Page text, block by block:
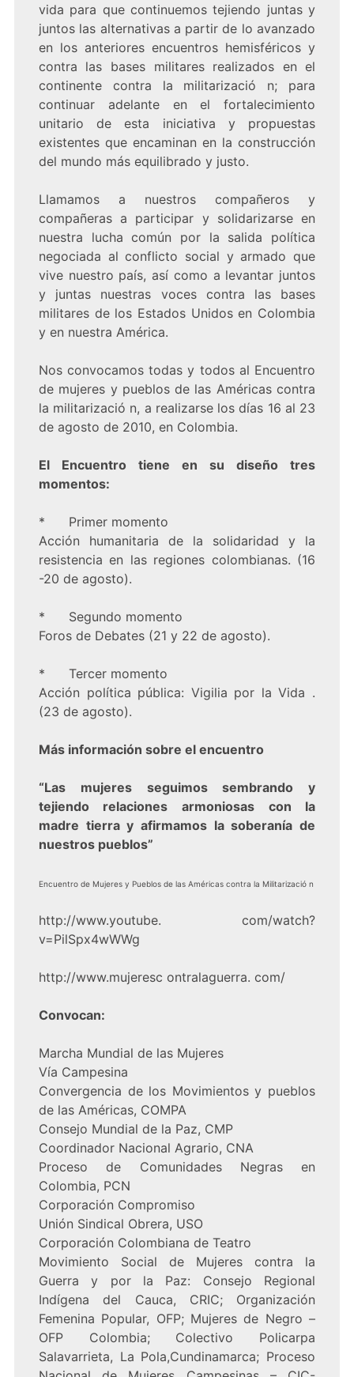
vida para que continuemos tejiendo juntas y
juntos las alternativas a partir de lo avanzado
en los anteriores encuentros hemisféricos y
contra las bases militares realizados en el
continente contra la militarizació n; para
continuar adelante en el fortalecimiento
unitario de esta iniciativa y propuestas
existentes que encaminan en la construcción
del mundo más equilibrado y justo.
Llamamos a nuestros compañeros y
compañeras a participar y solidarizarse en
nuestra lucha común por la salida política
negociada al conflicto social y armado que
vive nuestro país, así como a levantar juntos
y juntas nuestras voces contra las bases
militares de los Estados Unidos en Colombia
y en nuestra América.
Nos convocamos todas y todos al Encuentro
de mujeres y pueblos de las Américas contra
la militarizació n, a realizarse los días 16 al 23
de agosto de 2010, en Colombia.
El Encuentro tiene en su diseño tres
momentos:
* Primer momento
Acción humanitaria de la solidaridad y la
resistencia en las regiones colombianas. (16
-20 de agosto).
* Segundo momento
Foros de Debates (21 y 22 de agosto).
* Tercer momento
Acción política pública: Vigilia por la Vida .
(23 de agosto).
Más información sobre el encuentro
“Las mujeres seguimos sembrando y
tejiendo relaciones armoniosas con la
madre tierra y afirmamos la soberanía de
nuestros pueblos”
Encuentro de Mujeres y Pueblos de las Américas contra la Militarizació n
http://www.youtube. com/watch?
v=PilSpx4wWWg
http://www.mujeresc ontralaguerra. com/
Convocan:
Marcha Mundial de las Mujeres
Vía Campesina
Convergencia de los Movimientos y pueblos
de las Américas, COMPA
Consejo Mundial de la Paz, CMP
Coordinador Nacional Agrario, CNA
Proceso de Comunidades Negras en
Colombia, PCN
Corporación Compromiso
Unión Sindical Obrera, USO
Corporación Colombiana de Teatro
Movimiento Social de Mujeres contra la
Guerra y por la Paz: Consejo Regional
Indígena del Cauca, CRIC; Organización
Femenina Popular, OFP; Mujeres de Negro –
OFP Colombia; Colectivo Policarpa
Salavarrieta, La Pola,Cundinamarca; Proceso